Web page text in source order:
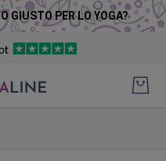
GIUSTO PER LO YOGA?